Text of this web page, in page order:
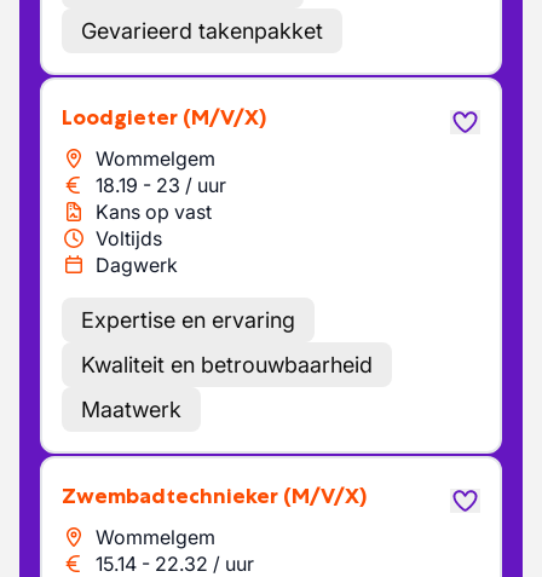
Gevarieerd takenpakket
Loodgieter (M/V/X)
Wommelgem
18.19 - 23 / uur
Kans op vast
Voltijds
Dagwerk
Expertise en ervaring
Kwaliteit en betrouwbaarheid
Maatwerk
Zwembadtechnieker (M/V/X)
Wommelgem
15.14 - 22.32 / uur